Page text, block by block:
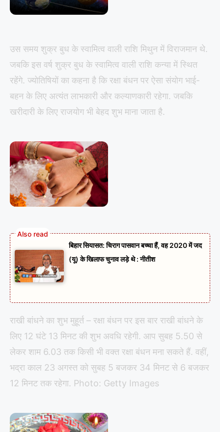
उस समय शुक्र बुध के स्वामित्व वाली राशि मिथुन में विराजमान थे.
जबकि इस वर्ष शुक्र बुध के स्वामित्व वाली राशि कन्या में स्थित
रहेंगे. ज्योतिषियों का कहना है कि रक्षा बंधन पर ऐसा संयोग भाई-
बहन के लिए अत्यंत लाभकारी और कल्याणकारी रहेगा. जबकि
खरीदारी के लिए राजयोग भी बेहद शुभ माना जाता है.
बिहार सियासत: चिराग पासवान बच्चा हैं, वह 2020 में जद
(यू) के खिलाफ चुनाव लड़े थे : नीतीश
राखी बांधने का शुभ मुहूर्त – रक्षा बंधन पर इस बार राखी बांधने के
लिए 12 घंटे 13 मिनट की शुभ अवधि रहेगी. आप सुबह 5.50 से
लेकर शाम 6.03 तक किसी भी वक्त रक्षा बंधन मना सकते हैं. वहीं,
भद्रा काल 23 अगस्त को सुबह 5 बजकर 34 मिनट से 6 बजकर
12 मिनट तक रहेगा. Photo: Getty Images